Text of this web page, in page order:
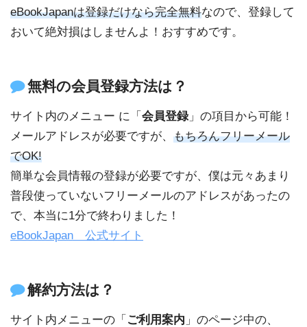
eBookJapanは登録だけなら完全無料なので、登録して
おいて絶対損はしませんよ！おすすめです。
無料の会員登録方法は？
サイト内のメニュー に「 会員登録」の項目から可能！
メールアドレスが必要ですが、 もちろんフリーメール
でOK!
簡単な会員情報の登録が必要ですが、僕は元々あまり
普段使っていないフリーメールのアドレスがあったの
で、本当に1分で終わりました！
eBookJapan 公式サイト
解約方法は？
サイト内メニューの「 ご利用案内 」のページ中の、